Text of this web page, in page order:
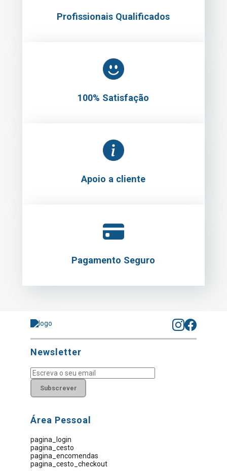
Profissionais Qualificados
100% Satisfação
Apoio a cliente
Pagamento Seguro
Newsletter
Subscrever
Área Pessoal
pagina_login
pagina_cesto
pagina_encomendas
pagina_cesto_checkout